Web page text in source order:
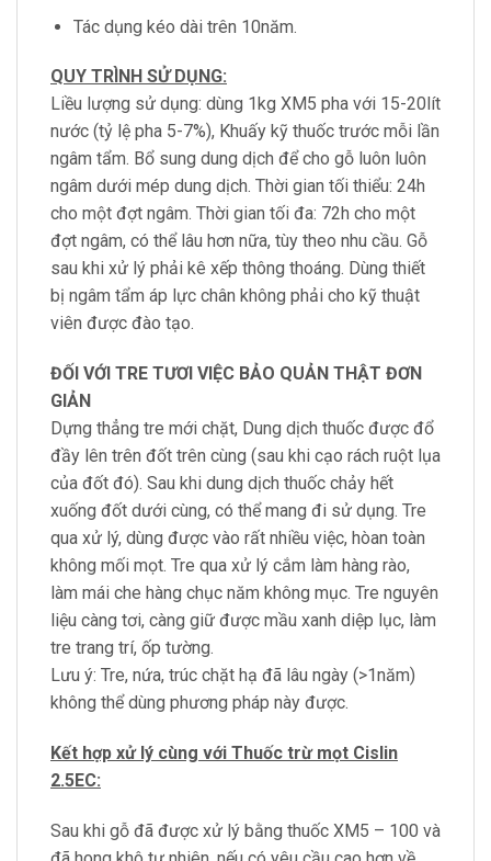
Tác dụng kéo dài trên 10năm.
QUY TRÌNH SỬ DỤNG:
Liều lượng sử dụng: dùng 1kg XM5 pha với 15-20lít
nước (tỷ lệ pha 5-7%), Khuấy kỹ thuốc trước mỗi lần
ngâm tẩm. Bổ sung dung dịch để cho gỗ luôn luôn
ngâm dưới mép dung dịch. Thời gian tối thiểu: 24h
cho một đợt ngâm. Thời gian tối đa: 72h cho một
đợt ngâm, có thể lâu hơn nữa, tùy theo nhu cầu. Gỗ
sau khi xử lý phải kê xếp thông thoáng. Dùng thiết
bị ngâm tẩm áp lực chân không phải cho kỹ thuật
viên được đào tạo.
ĐỐI VỚI TRE TƯƠI VIỆC BẢO QUẢN THẬT ĐƠN
GIẢN
Dựng thẳng tre mới chặt, Dung dịch thuốc được đổ
đầy lên trên đốt trên cùng (sau khi cạo rách ruột lụa
của đốt đó). Sau khi dung dịch thuốc chảy hết
xuống đốt dưới cùng, có thể mang đi sử dụng. Tre
qua xử lý, dùng được vào rất nhiều việc, hòan toàn
không mối mọt. Tre qua xử lý cắm làm hàng rào,
làm mái che hàng chục năm không mục. Tre nguyên
liệu càng tơi, càng giữ được mầu xanh diệp lục, làm
tre trang trí, ốp tường.
Lưu ý: Tre, nứa, trúc chặt hạ đã lâu ngày (>1năm)
không thể dùng phương pháp này được.
Kết hợp xử lý cùng với Thuốc trừ mọt Cislin
2.5EC:
Sau khi gỗ đã được xử lý bằng thuốc XM5 – 100 và